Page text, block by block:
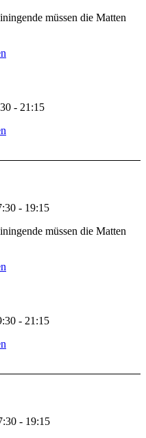
müssen die Matten
- 21:15
- 19:15
müssen die Matten
- 21:15
- 19:15